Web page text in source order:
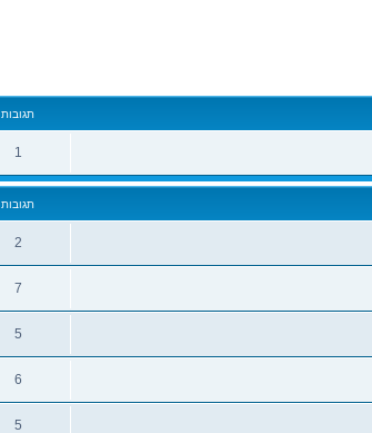
תגובות
1
תגובות
2
7
5
6
5